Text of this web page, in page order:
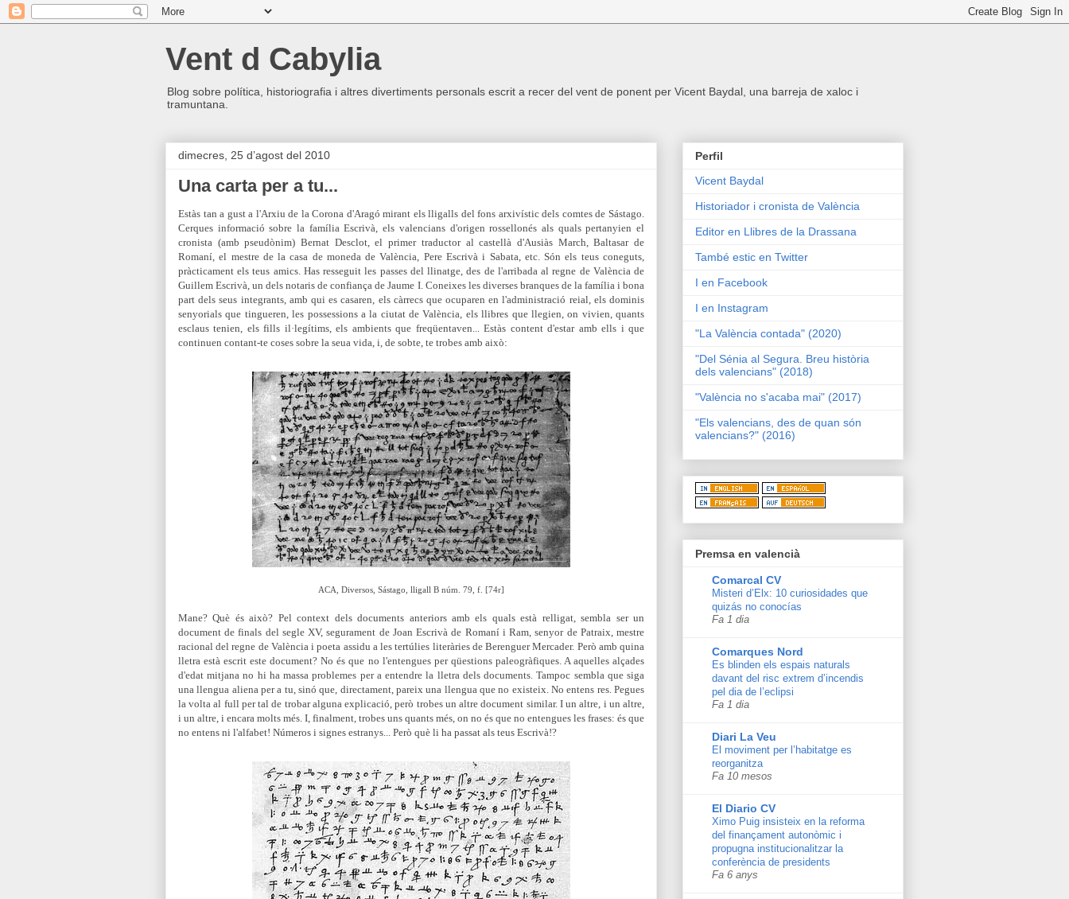
Vent d Cabylia
Blog sobre política, historiografia i altres divertiments personals escrit a recer del vent de ponent per Vicent Baydal, una barreja de xaloc i
tramuntana.
dimecres, 25 d’agost del 2010
Una carta per a tu...
Estàs tan a gust a l'Arxiu de la Corona d'Aragó mirant els lligalls del fons arxivístic dels comtes de Sástago.
Cerques informació sobre la família Escrivà, els valencians d'origen rossellonés als quals pertanyien el
cronista (amb pseudònim) Bernat Desclot, el primer traductor al castellà d'Ausiàs March, Baltasar de
Romaní, el mestre de la casa de moneda de València, Pere Escrivà i Sabata, etc. Són els teus coneguts,
pràcticament els teus amics. Has resseguit les passes del llinatge, des de l'arribada al regne de València de
Guillem Escrivà, un dels notaris de confiança de Jaume I. Coneixes les diverses branques de la família i bona
part dels seus integrants, amb qui es casaren, els càrrecs que ocuparen en l'administració reial, els dominis
senyorials que tingueren, les possessions a la ciutat de València, els llibres que llegien, on vivien, quants
esclaus tenien, els fills il·legítims, els ambients que freqüentaven... Estàs content d'estar amb ells i que
continuen contant-te coses sobre la seua vida, i, de sobte, te trobes amb això:
ACA, Diversos, Sástago, lligall B núm. 79, f. [74r]
Mane? Què és això? Pel context dels documents anteriors amb els quals està relligat, sembla ser un
document de finals del segle XV, segurament de Joan Escrivà de Romaní i Ram, senyor de Patraix, mestre
racional del regne de València i poeta assidu a les tertúlies literàries de Berenguer Mercader. Però amb quina
lletra està escrit este document? No és que no l'entengues per qüestions paleogràfiques. A aquelles alçades
d'edat mitjana no hi ha massa problemes per a entendre la lletra dels documents. Tampoc sembla que siga
una llengua aliena per a tu, sinó que, directament, pareix una llengua que no existeix. No entens res. Pegues
la volta al full per tal de trobar alguna explicació, però trobes un altre document similar. I un altre, i un altre,
i un altre, i encara molts més. I, finalment, trobes uns quants més, on no és que no entengues les frases: és que
no entens ni l'alfabet! Números i signes estranys... Però què li ha passat als teus Escrivà!?
Perfil
Vicent Baydal
Historiador i cronista de València
Editor en Llibres de la Drassana
També estic en Twitter
I en Facebook
I en Instagram
"La València contada" (2020)
"Del Sénia al Segura. Breu història
dels valencians" (2018)
"València no s'acaba mai" (2017)
"Els valencians, des de quan són
valencians?" (2016)
Premsa en valencià
Comarcal CV
Misteri d’Elx: 10 curiosidades que
quizás no conocías
Fa 1 dia
Comarques Nord
Es blinden els espais naturals
davant del risc extrem d’incendis
pel dia de l’eclipsi
Fa 1 dia
Diari La Veu
El moviment per l’habitatge es
reorganitza
Fa 10 mesos
El Diario CV
Ximo Puig insisteix en la reforma
del finançament autonòmic i
propugna institucionalitzar la
conferència de presidents
Fa 6 anys